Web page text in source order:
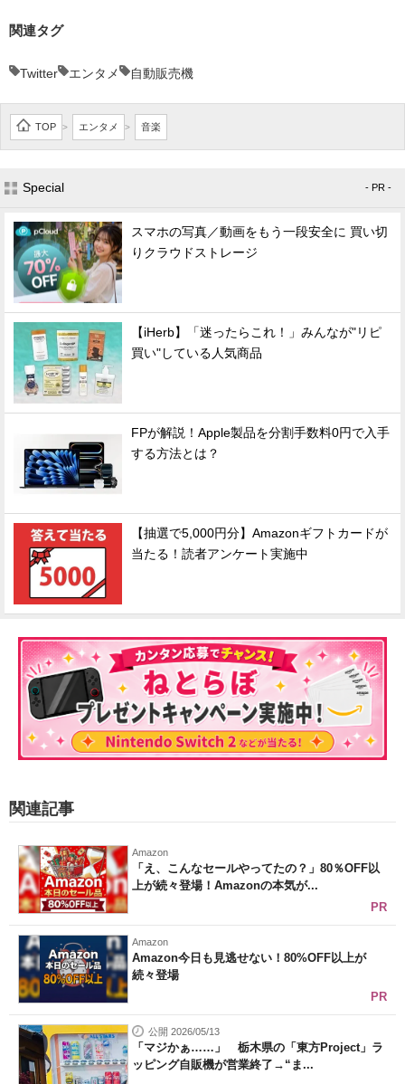
関連タグ
Twitter エンタメ 自動販売機
TOP > エンタメ > 音楽
Special - PR -
スマホの写真／動画をもう一段安全に 買い切
りクラウドストレージ
【iHerb】「迷ったらこれ！」みんなが"リピ
買い"している人気商品
FPが解説！Apple製品を分割手数料0円で入手
する方法とは？
【抽選で5,000円分】Amazonギフトカードが
当たる！読者アンケート実施中
関連記事
Amazon
「え、こんなセールやってたの？」80％OFF以
上が続々登場！Amazonの本気が...
PR
Amazon
Amazon今日も見逃せない！80%OFF以上が
続々登場
PR
公開 2026/05/13
「マジかぁ……」 栃木県の「東方Project」ラ
ッピング自販機が営業終了→“ま...